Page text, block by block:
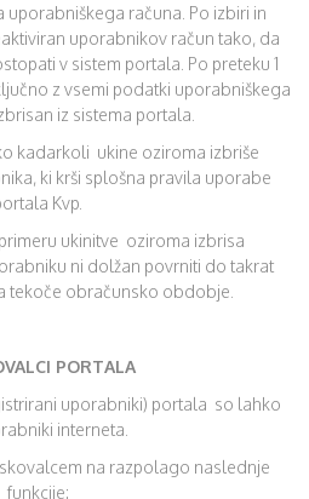
računa. Po izbiri in
uporabnikov račun tako, da
v sistem portala. Po preteku 1
z vsemi podatki uporabniškega
iz sistema portala.
kadarkoli ukine oziroma izbriše
ki krši splošna pravila uporabe
Kvp.
ukinitve oziroma izbrisa
ni dolžan povrniti do takrat
tekoče obračunsko obdobje.
PORTALA
uporabniki) portala so lahko
interneta.
na razpolago naslednje
funkcije: